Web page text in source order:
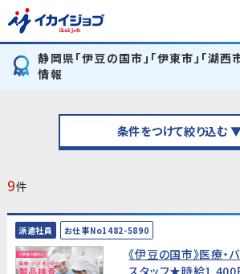
静岡県「伊豆の国市」「伊東市」「湖西
情報
条件をつけて絞り込む
9件
派遣社員 お仕事No1482-5890
《伊豆の国市》医療
スタッフ★時給